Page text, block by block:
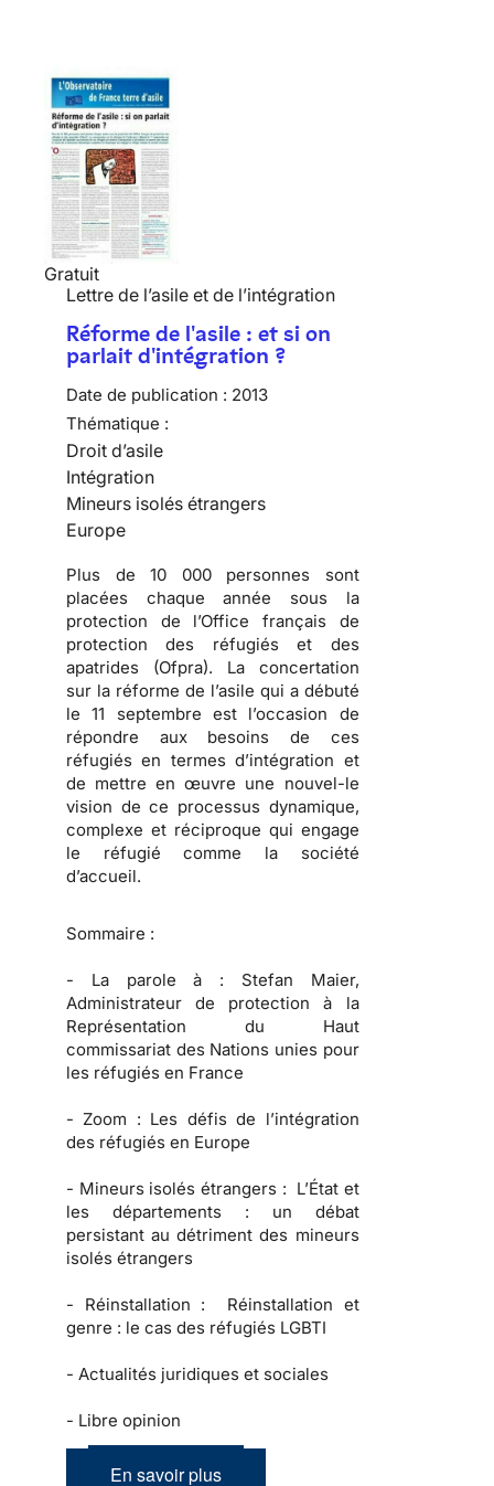
Gratuit
Lettre de l’asile et de l’intégration
Réforme de l'asile : et si on
parlait d'intégration ?
Date de publication : 2013
Thématique :
Droit d’asile
Intégration
Mineurs isolés étrangers
Europe
Plus de 10 000 personnes sont
placées chaque année sous la
protection de l’Office français de
protection des réfugiés et des
apatrides (Ofpra). La concertation
sur la réforme de l’asile qui a débuté
le 11 septembre est l’occasion de
répondre aux besoins de ces
réfugiés en termes d’intégration et
de mettre en œuvre une nouvel-le
vision de ce processus dynamique,
complexe et réciproque qui engage
le réfugié comme la société
d’accueil.
Sommaire :
- La parole à : Stefan Maier,
Administrateur de protection à la
Représentation du Haut
commissariat des Nations unies pour
les réfugiés en France
- Zoom : Les défis de l’intégration
des réfugiés en Europe
- Mineurs isolés étrangers : L’État et
les départements : un débat
persistant au détriment des mineurs
isolés étrangers
- Réinstallation : Réinstallation et
genre : le cas des réfugiés LGBTI
- Actualités juridiques et sociales
- Libre opinion
En savoir plus